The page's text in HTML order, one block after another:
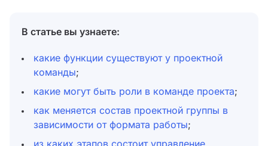
В статье вы узнаете:
какие функции существуют у проектной
команды;
какие могут быть роли в команде проекта;
как меняется состав проектной группы в
зависимости от формата работы;
из каких этапов состоит управление